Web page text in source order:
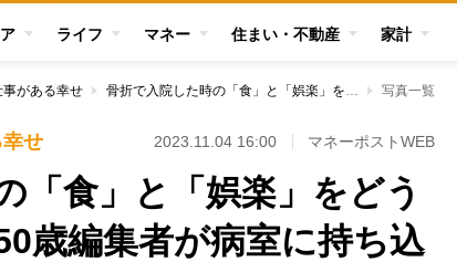
ライフ マネー 住まい・不動産 家計
がある幸せ 骨折で入院した時の「食」と「娯楽」をどう充実させるか？ 50歳編集者が病室に持ち込んで重宝したもの 写真一覧
せ 2023.11.04 16:00 マネーポストWEB
「食」と「娯楽」をどう
歳編集者が病室に持ち込